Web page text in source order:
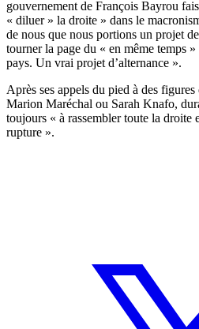
gouvernement de François Bayrou
« diluer » la droite » dans le
de nous que nous portions un projet
tourner la page du « en même temps
pays. Un vrai projet d’alternance ».
Après ses appels du pied à des
Marion Maréchal ou Sarah Knafo,
toujours « à rassembler toute la droite
rupture ».